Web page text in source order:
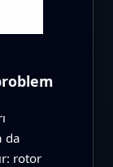
da
rotor